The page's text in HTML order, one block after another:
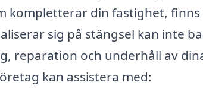
kompletterar din fastighet, finns
sig på stängsel kan inte
reparation och underhåll av
kan assistera med: